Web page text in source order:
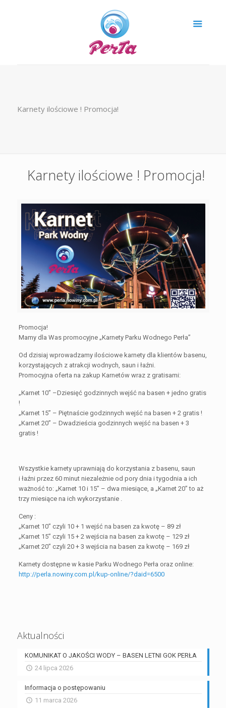
Karnety ilościowe ! Promocja!
Karnety ilościowe ! Promocja!
Promocja!
Mamy dla Was promocyjne „Karnety Parku Wodnego Perła”
Od dzisiaj wprowadzamy ilościowe karnety dla klientów basenu,
korzystających z atrakcji wodnych, saun i łaźni.
Promocyjna oferta na zakup Karnetów wraz z gratisami:
„Karnet 10” –Dziesięć godzinnych wejść na basen + jedno gratis
!
„Karnet 15” – Piętnaście godzinnych wejść na basen + 2 gratis !
„Karnet 20” – Dwadzieścia godzinnych wejść na basen + 3
gratis !
Wszystkie karnety uprawniają do korzystania z basenu, saun
i łaźni przez 60 minut niezależnie od pory dnia i tygodnia a ich
ważność to: „Karnet 10 i 15” – dwa miesiące, a „Karnet 20” to aż
trzy miesiące na ich wykorzystanie .
Ceny :
„Karnet 10” czyli 10 + 1 wejść na basen za kwotę – 89 zł
„Karnet 15” czyli 15 + 2 wejścia na basen za kwotę – 129 zł
„Karnet 20” czyli 20 + 3 wejścia na basen za kwotę – 169 zł
Karnety dostępne w kasie Parku Wodnego Perła oraz online:
http://perla.nowiny.com.pl/kup-online/?daid=6500
Aktualności
KOMUNIKAT O JAKOŚCI WODY – BASEN LETNI GOK PERŁA
24 lipca 2026
Informacja o postępowaniu
11 marca 2026